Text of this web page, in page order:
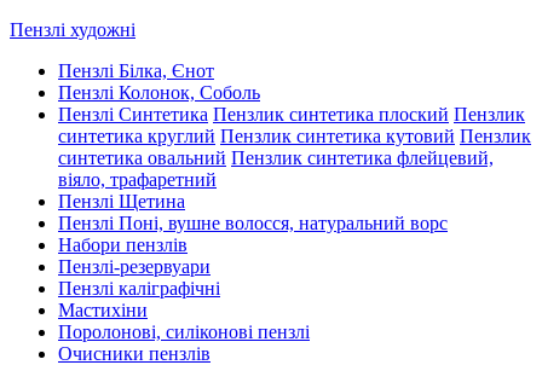
Пензлі художні
Пензлі Білка, Єнот
Пензлі Колонок, Соболь
Пензлі Синтетика Пензлик синтетика плоский Пензлик
синтетика круглий Пензлик синтетика кутовий Пензлик
синтетика овальний Пензлик синтетика флейцевий,
віяло, трафаретний
Пензлі Щетина
Пензлі Поні, вушне волосся, натуральний ворс
Набори пензлів
Пензлі-резервуари
Пензлі каліграфічні
Мастихіни
Поролонові, силіконові пензлі
Очисники пензлів